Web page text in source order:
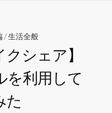
/生活全般
クシェア】
を利用して
た